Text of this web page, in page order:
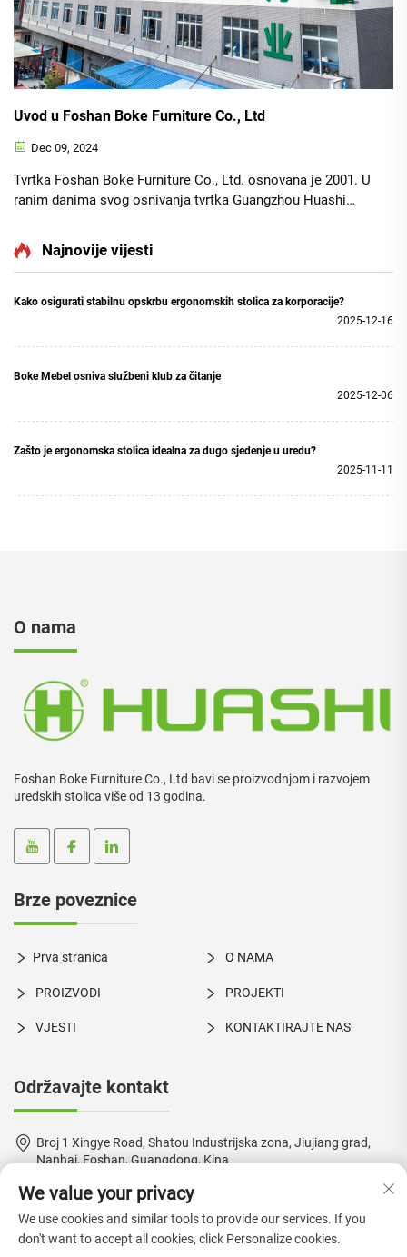
Uvod u Foshan Boke Furniture Co., Ltd
Dec 09, 2024
Tvrtka Foshan Boke Furniture Co., Ltd. osnovana je 2001. U
ranim danima svog osnivanja tvrtka Guangzhou Huashi
znak marke "Huashi" uspješno je registriran 2003. godine.
Ovaj zaštitni znak marke ...
Najnovije vijesti
Kako osigurati stabilnu opskrbu ergonomskih stolica za korporacije?
2025-12-16
Boke Mebel osniva službeni klub za čitanje
2025-12-06
Zašto je ergonomska stolica idealna za dugo sjedenje u uredu?
2025-11-11
O nama
Foshan Boke Furniture Co., Ltd bavi se proizvodnjom i razvojem
uredskih stolica više od 13 godina.
Brze poveznice
Prva stranica O NAMA
PROIZVODI PROJEKTI
VJESTI KONTAKTIRAJTE NAS
Održavajte kontakt
Broj 1 Xingye Road, Shatou Industrijska zona, Jiujiang grad,
Nanhai, Foshan, Guangdong, Kina
+86-18924550960
[email protected]
We value your privacy
We use cookies and similar tools to provide our services. If you
don't want to accept all cookies, click Personalize cookies.